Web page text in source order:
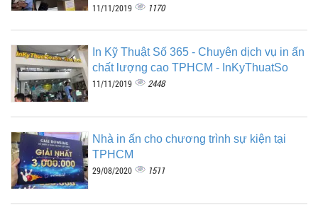
11/11/2019 1170
In Kỹ Thuật Số 365 - Chuyên dịch vụ in ấn
chất lượng cao TPHCM - InKyThuatSo
11/11/2019 2448
Nhà in ấn cho chương trình sự kiện tại
TPHCM
29/08/2020 1511